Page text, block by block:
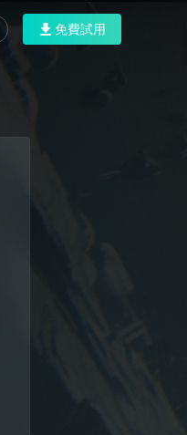
免費試用